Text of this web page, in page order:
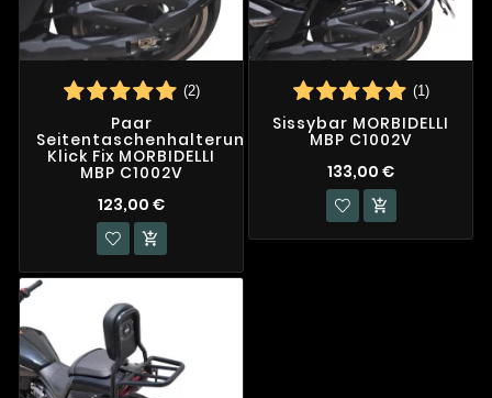
(2)
Paar
Seitentaschenhalterungen
Klick Fix MORBIDELLI
MBP C1002V
123,00 €

(1)
Sissybar MORBIDELLI
MBP C1002V
133,00 €
